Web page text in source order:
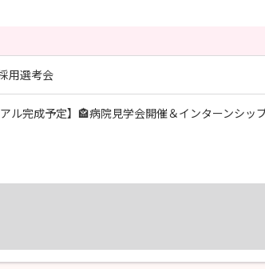
用選考会
ル完成予定】🏤病院見学会開催＆インターンシッ